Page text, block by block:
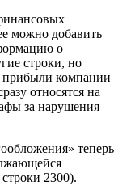
можно добавить
о
строки, но
прибыли компании
относятся на
за нарушения
теперь
2300).